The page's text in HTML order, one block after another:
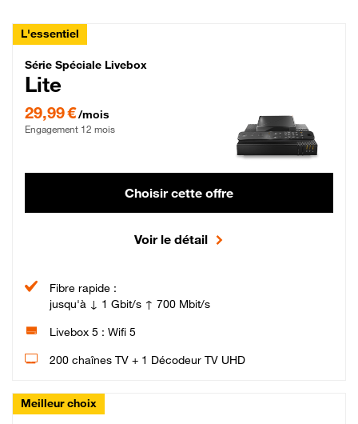
L'essentiel
Série Spéciale Livebox Lite Fibre
Série Spéciale Livebox
Lite
29,99 €/mois
Engagement 12 mois
Choisir cette offre
Voir le détail
Fibre rapide :
jusqu'à ↓ 1 Gbit/s ↑ 700 Mbit/s
Livebox 5 : Wifi 5
200 chaînes TV + 1 Décodeur TV UHD
Meilleur choix